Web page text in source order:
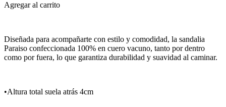
Agregar al carrito
Diseñada para acompañarte con estilo y comodidad, la sandalia
Paraiso confeccionada 100% en cuero vacuno, tanto por dentro
como por fuera, lo que garantiza durabilidad y suavidad al caminar.
•Altura total suela atrás 4cm